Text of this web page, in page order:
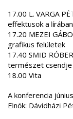
17.00 L. VARGA
effektusok a lírában
17.20 MEZEI
grafikus felületek
17.40 SMID
természet csendje
18.00 Vita
A konferencia
Elnök: Dávidházi